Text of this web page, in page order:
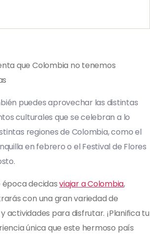
que Colombia no tenemos
puedes aprovechar las distintas
culturales que se celebran a lo
regiones de Colombia, como el
en febrero o el Festival de Flores
época decidasviajar a Colombia,
con una gran variedad de
actividades para disfrutar. ¡Planifica tu
única que este hermoso país